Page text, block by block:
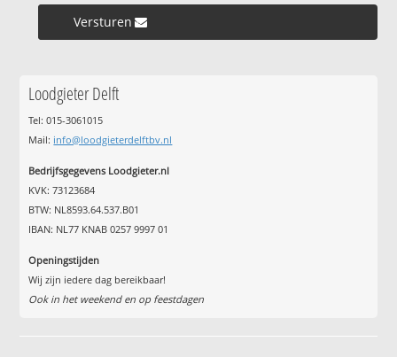
Versturen »
Loodgieter Delft
Tel: 015-3061015
Mail: info@loodgieterdelftbv.nl
Bedrijfsgegevens Loodgieter.nl
KVK: 73123684
BTW: NL8593.64.537.B01
IBAN: NL77 KNAB 0257 9997 01
Openingstijden
Wij zijn iedere dag bereikbaar!
Ook in het weekend en op feestdagen